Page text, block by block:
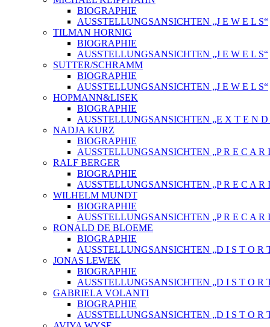
BIOGRAPHIE
AUSSTELLUNGSANSICHTEN „J E W E L S“
TILMAN HORNIG
BIOGRAPHIE
AUSSTELLUNGSANSICHTEN „J E W E L S“
SUTTER/SCHRAMM
BIOGRAPHIE
AUSSTELLUNGSANSICHTEN „J E W E L S“
HOPMANN&LISEK
BIOGRAPHIE
AUSSTELLUNGSANSICHTEN „E X T E N D
NADJA KURZ
BIOGRAPHIE
AUSSTELLUNGSANSICHTEN „P R E C A R
RALF BERGER
BIOGRAPHIE
AUSSTELLUNGSANSICHTEN „P R E C A R
WILHELM MUNDT
BIOGRAPHIE
AUSSTELLUNGSANSICHTEN „P R E C A R
RONALD DE BLOEME
BIOGRAPHIE
AUSSTELLUNGSANSICHTEN „D I S T O R
JONAS LEWEK
BIOGRAPHIE
AUSSTELLUNGSANSICHTEN „D I S T O R
GABRIELA VOLANTI
BIOGRAPHIE
AUSSTELLUNGSANSICHTEN „D I S T O R